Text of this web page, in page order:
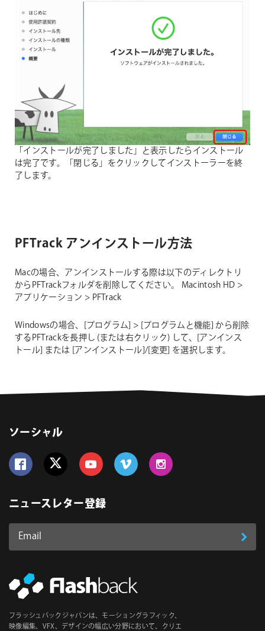
「インストールが完了しました」と表示したらインストール
は完了です。「閉じる」をクリックしてインストーラーを終
了します。
PFTrack アンインストール方法
Macの場合、アンインストールする際は以下のディレクトリ
からPFTrackフォルダを削除してください。
Macintosh HD >
アプリケーション > PFTrack
Windowsの場合、[プログラム] > [プログラムと機能] から削除
するPFTrackを長押し (または右クリック) して、[アンインス
トール] または [アンインストール]/[変更] を選択します。
ソーシャル
ニュースレター登録
Email
ス
必
須
登
フラッシュバックジャパンは、モーショングラフィック、
映像編集、VFX、デザインの幅広い分野において、クリエ